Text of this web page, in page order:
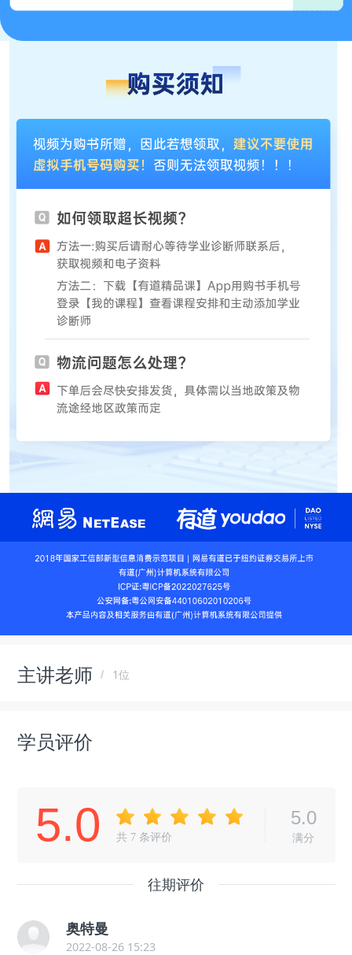
主讲老师 1位
学员评价
5.0 共 7 条评价
5.0
满分
往期评价
奥特曼
2022-08-26 15:23